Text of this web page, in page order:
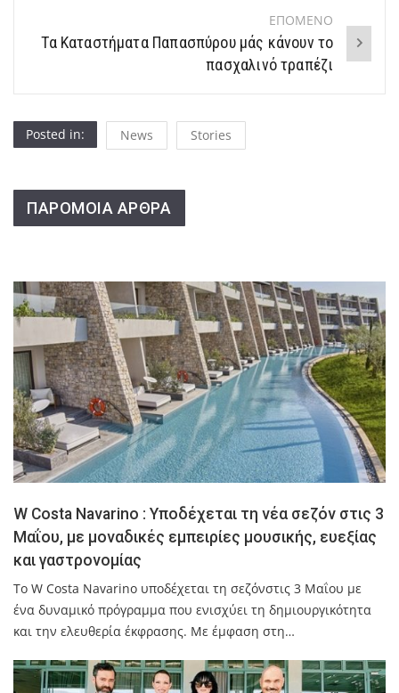
ΕΠΟΜΕΝΟ
Τα Καταστήματα Παπασπύρου μάς κάνουν το
πασχαλινό τραπέζι
Posted in: News Stories
ΠΑΡΟΜΟΙΑ ΑΡΘΡΑ
W Costa Navarino : Υποδέχεται τη νέα σεζόν στις 3
Μαΐου, με μοναδικές εμπειρίες μουσικής, ευεξίας
και γαστρονομίας
Το W Costa Navarino υποδέχεται τη σεζόνστις 3 Μαΐου με
ένα δυναμικό πρόγραμμα που ενισχύει τη δημιουργικότητα
και την ελευθερία έκφρασης. Με έμφαση στη…